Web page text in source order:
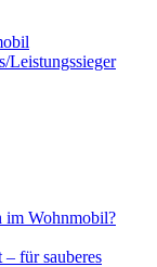
Leistungssieger
im Wohnmobil?
für sauberes